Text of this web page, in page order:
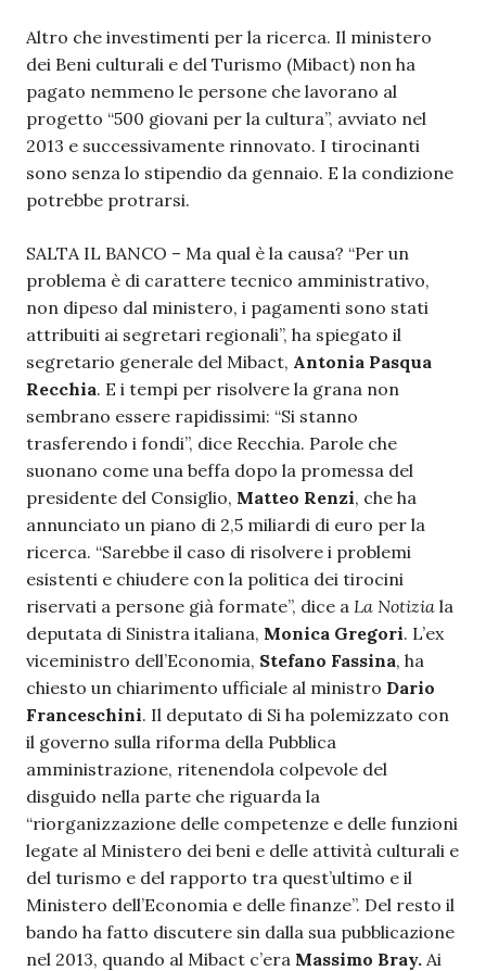
Altro che investimenti per la ricerca. Il ministero
dei Beni culturali e del Turismo (Mibact) non ha
pagato nemmeno le persone che lavorano al
progetto “500 giovani per la cultura”, avviato nel
2013 e successivamente rinnovato. I tirocinanti
sono senza lo stipendio da gennaio. E la condizione
potrebbe protrarsi.
SALTA IL BANCO – Ma qual è la causa? “Per un
problema è di carattere tecnico amministrativo,
non dipeso dal ministero, i pagamenti sono stati
attribuiti ai segretari regionali”, ha spiegato il
segretario generale del Mibact, Antonia Pasqua
Recchia. E i tempi per risolvere la grana non
sembrano essere rapidissimi: “Si stanno
trasferendo i fondi”, dice Recchia. Parole che
suonano come una beffa dopo la promessa del
presidente del Consiglio, Matteo Renzi, che ha
annunciato un piano di 2,5 miliardi di euro per la
ricerca. “Sarebbe il caso di risolvere i problemi
esistenti e chiudere con la politica dei tirocini
riservati a persone già formate”, dice a La Notizia la
deputata di Sinistra italiana, Monica Gregori. L’ex
viceministro dell’Economia, Stefano Fassina, ha
chiesto un chiarimento ufficiale al ministro Dario
Franceschini. Il deputato di Si ha polemizzato con
il governo sulla riforma della Pubblica
amministrazione, ritenendola colpevole del
disguido nella parte che riguarda la
“riorganizzazione delle competenze e delle funzioni
legate al Ministero dei beni e delle attività culturali e
del turismo e del rapporto tra quest’ultimo e il
Ministero dell’Economia e delle finanze”. Del resto il
bando ha fatto discutere sin dalla sua pubblicazione
nel 2013, quando al Mibact c’era Massimo Bray. Ai